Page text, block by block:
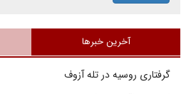
آخرین خبرها
گرفتاری روسیه در تله آزوف